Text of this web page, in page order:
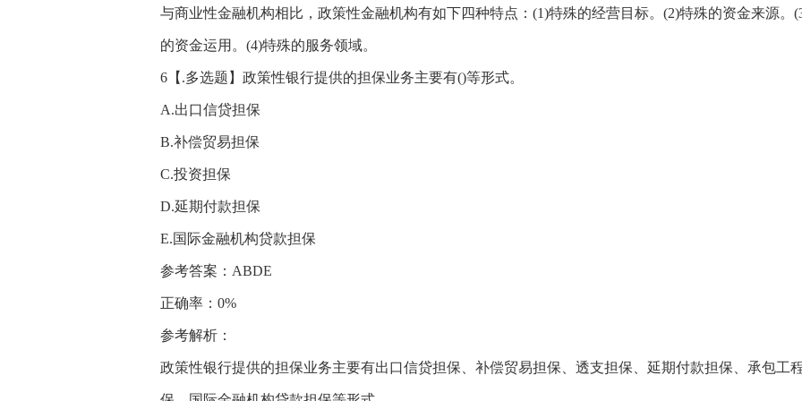
与商业性金融机构相比，政策性金融机构有如下四种特点：(1)特殊的经营目标。(2)特殊的资金来源。
的资金运用。(4)特殊的服务领域。
6【.多选题】政策性银行提供的担保业务主要有()等形式。
A.出口信贷担保
B.补偿贸易担保
C.投资担保
D.延期付款担保
E.国际金融机构贷款担保
参考答案：ABDE
正确率：0%
参考解析：
政策性银行提供的担保业务主要有出口信贷担保、补偿贸易担保、透支担保、延期付款担保、承包工